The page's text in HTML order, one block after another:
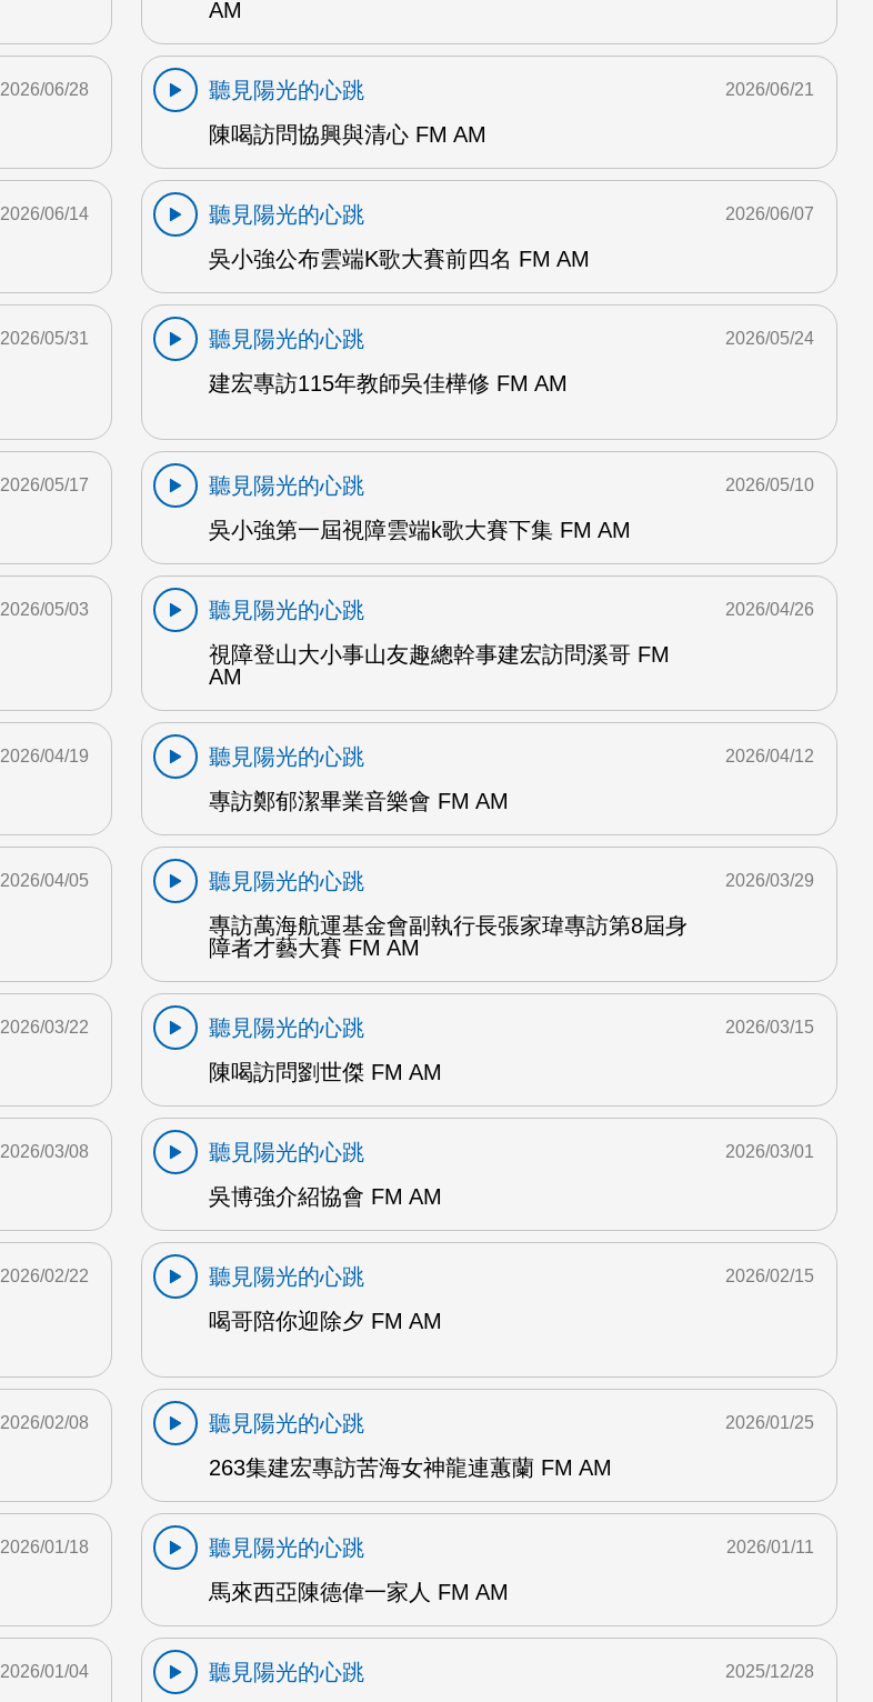
AM
2026/06/28
聽見陽光的心跳
陳喝訪問協興與清心 FM AM
2026/06/21
2026/06/14
聽見陽光的心跳
吳小強公布雲端K歌大賽前四名 FM AM
2026/06/07
2026/05/31
聽見陽光的心跳
建宏專訪115年教師吳佳樺修 FM AM
2026/05/24
2026/05/17
聽見陽光的心跳
吳小強第一屆視障雲端k歌大賽下集 FM AM
2026/05/10
2026/05/03
聽見陽光的心跳
視障登山大小事山友趣總幹事建宏訪問溪哥 FM
AM
2026/04/26
2026/04/19
聽見陽光的心跳
專訪鄭郁潔畢業音樂會 FM AM
2026/04/12
2026/04/05
聽見陽光的心跳
專訪萬海航運基金會副執行長張家瑋專訪第8屆身
障者才藝大賽 FM AM
2026/03/29
2026/03/22
聽見陽光的心跳
陳喝訪問劉世傑 FM AM
2026/03/15
2026/03/08
聽見陽光的心跳
吳博強介紹協會 FM AM
2026/03/01
2026/02/22
聽見陽光的心跳
喝哥陪你迎除夕 FM AM
2026/02/15
2026/02/08
聽見陽光的心跳
263集建宏專訪苦海女神龍連蕙蘭 FM AM
2026/01/25
2026/01/18
聽見陽光的心跳
馬來西亞陳德偉一家人 FM AM
2026/01/11
2026/01/04
聽見陽光的心跳
2025/12/28